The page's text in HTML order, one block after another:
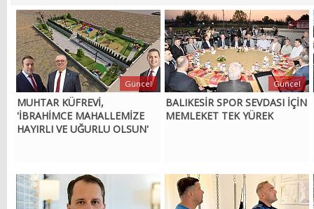
MUHTAR KÜFREVİ,
'İBRAHİMCE MAHALLEMİZE
HAYIRLI VE UĞURLU OLSUN'
Güncel
BALIKESİR SPOR SEVDASI İÇİN
MEMLEKET TEK YÜREK
Güncel